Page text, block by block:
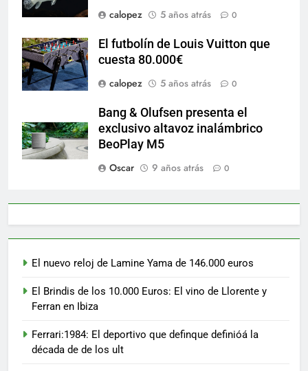
calopez
5 años atrás 0
El futbolín de Louis Vuitton que
cuesta 80.000€
calopez
5 años atrás 0
Bang & Olufsen presenta el
exclusivo altavoz inalámbrico
BeoPlay M5
Oscar
9 años atrás 0
El nuevo reloj de Lamine Yama de 146.000 euros
El Brindis de los 10.000 Euros: El vino de Llorente y
Ferran en Ibiza
Ferrari:1984: El deportivo que definque definióá la
década de de los ult